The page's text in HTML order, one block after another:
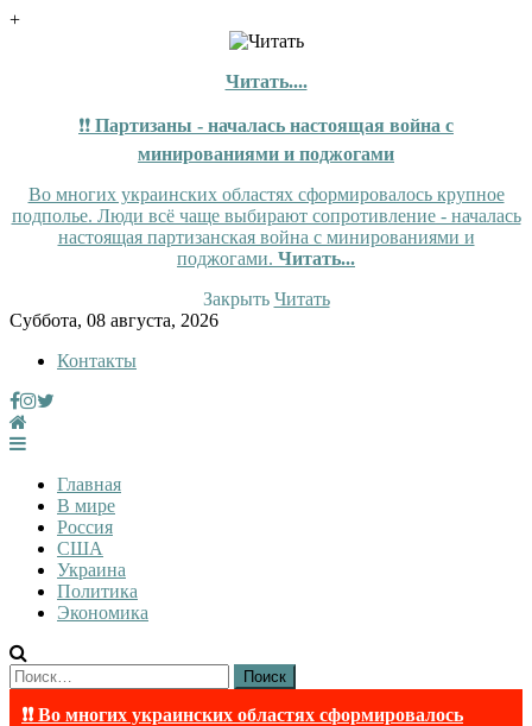
+
Читать....
❗❗ Партизаны - началась настоящая война с
минированиями и поджогами
Во многих украинских областях сформировалось крупное
подполье. Люди всё чаще выбирают сопротивление - началась
настоящая партизанская война с минированиями и
поджогами. Читать...
Закрыть Читать
Skip
content
Суббота, 08 августа, 2026
Контакты
InfoRuss
InfoRuss — Новости
Главная
В мире
Россия
США
Украина
Политика
Экономика
Найти:
❗❗ Во многих украинских областях сформировалось